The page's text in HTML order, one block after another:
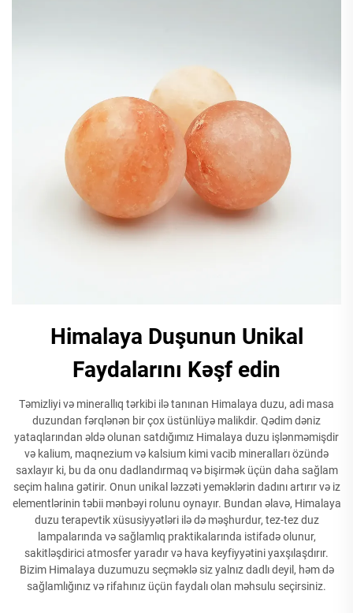
Himalaya Duşunun Unikal
Faydalarını Kəşf edin
Təmizliyi və minerallıq tərkibi ilə tanınan Himalaya duzu, adi masa
duzundan fərqlənən bir çox üstünlüyə malikdir. Qədim dəniz
yataqlarından əldə olunan satdığımız Himalaya duzu işlənməmişdir
və kalium, maqnezium və kalsium kimi vacib mineralları özündə
saxlayır ki, bu da onu dadlandırmaq və bişirmək üçün daha sağlam
seçim halına gətirir. Onun unikal ləzzəti yeməklərin dadını artırır və iz
elementlərinin təbii mənbəyi rolunu oynayır. Bundan əlavə, Himalaya
duzu terapevtik xüsusiyyətləri ilə də məşhurdur, tez-tez duz
lampalarında və sağlamlıq praktikalarında istifadə olunur,
sakitləşdirici atmosfer yaradır və hava keyfiyyətini yaxşılaşdırır.
Bizim Himalaya duzumuzu seçməklə siz yalnız dadlı deyil, həm də
sağlamlığınız və rifahınız üçün faydalı olan məhsulu seçirsiniz.